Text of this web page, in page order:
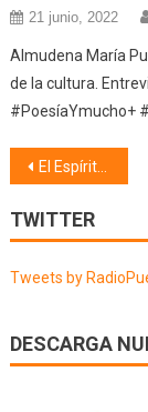
21 junio, 2022
Almudena María
de la cultura.
#PoesíaYmucho+
de
entradas
El Espíritu de Nuestro Tiempo (25/06/26)
TWITTER
Tweets by
DESCARGA